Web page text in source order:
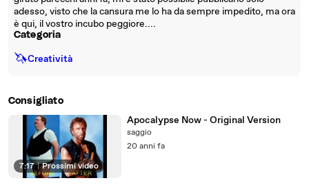
adesso, visto che la cansura me lo ha da sempre impedito, ma ora
è qui, il vostro incubo peggiore....
Categoria
🦄Creatività
Consigliato
7:17 | Prossimi video
Apocalypse Now - Original Version
saggio
20 anni fa